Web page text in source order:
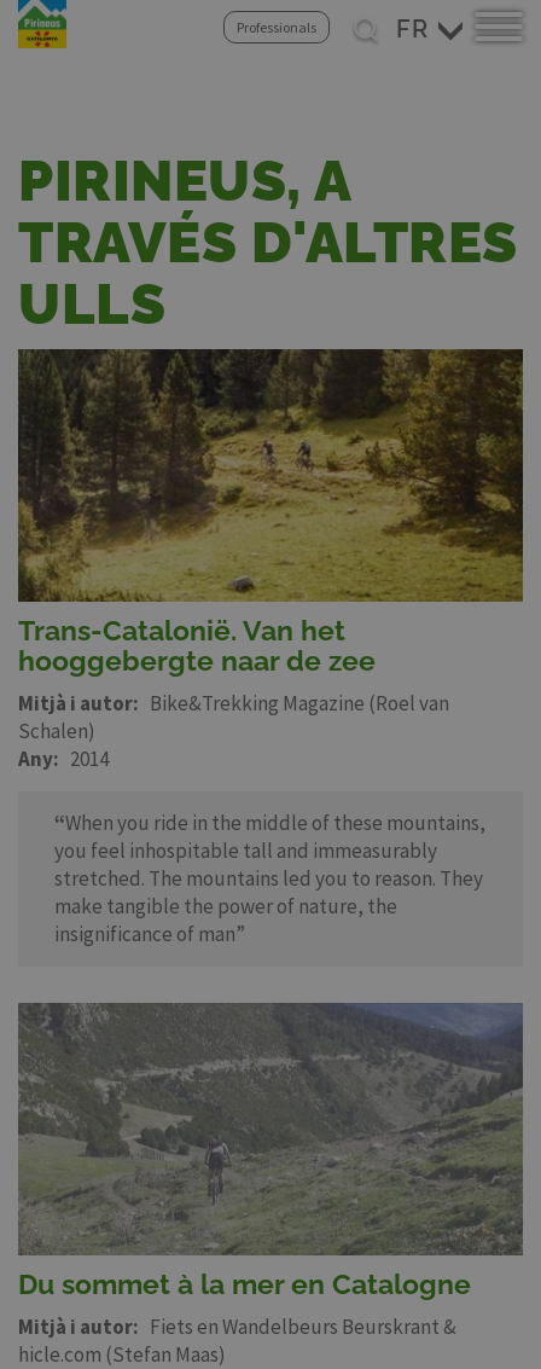
Professionals
Select
your
PIRINEUS, A
TRAVÉS D'ALTRES
ULLS
Trans-Catalonië. Van het
hooggebergte naar de zee
Mitjà i autor
Bike&Trekking Magazine (Roel van
Schalen)
Any
2014
“When you ride in the middle of these mountains,
you feel inhospitable tall and immeasurably
stretched. The mountains led you to reason. They
make tangible the power of nature, the
insignificance of man”
Du sommet à la mer en Catalogne
Mitjà i autor
Fiets en Wandelbeurs Beurskrant &
hicle.com (Stefan Maas)